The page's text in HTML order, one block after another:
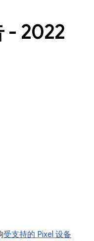
- 2022
受支持的 Pixel 设备